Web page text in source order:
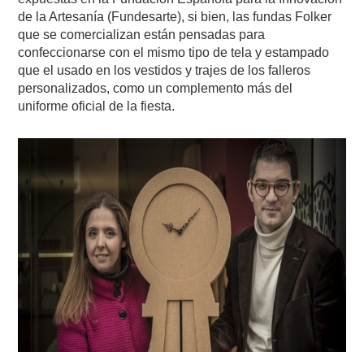
de la Artesanía (Fundesarte), si bien, las fundas Folker
que se comercializan están pensadas para
confeccionarse con el mismo tipo de tela y estampado
que el usado en los vestidos y trajes de los falleros
personalizados, como un complemento más del
uniforme oficial de la fiesta.